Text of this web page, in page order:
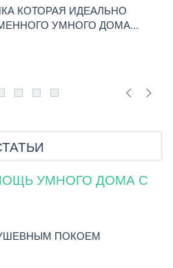
КОТОРАЯ ИДЕАЛЬНО
УМНОГО ДОМА...
УМНОГО ДОМА С
ПОКОЕМ